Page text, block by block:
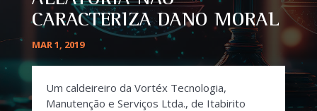
CARACTERIZA DANO MORAL
MAR 1, 2019
Um caldeireiro da Vortéx Tecnologia,
Manutenção e Serviços Ltda., de Itabirito